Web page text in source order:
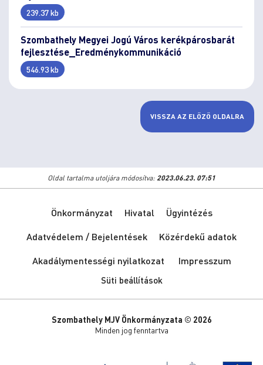
239.37 kb
Szombathely Megyei Jogú Város kerékpárosbarát
fejlesztése_Eredménykommunikáció
546.93 kb
VISSZA AZ ELŐZŐ OLDALRA
Oldal tartalma utoljára módosítva: 2023.06.23. 07:51
Önkormányzat Hivatal
Ügyintézés
Adatvédelem / Bejelentések
Közérdekű adatok
Akadálymentességi nyilatkozat
Impresszum
Süti beállítások
Szombathely MJV Önkormányzata © 2026
Minden jog fenntartva